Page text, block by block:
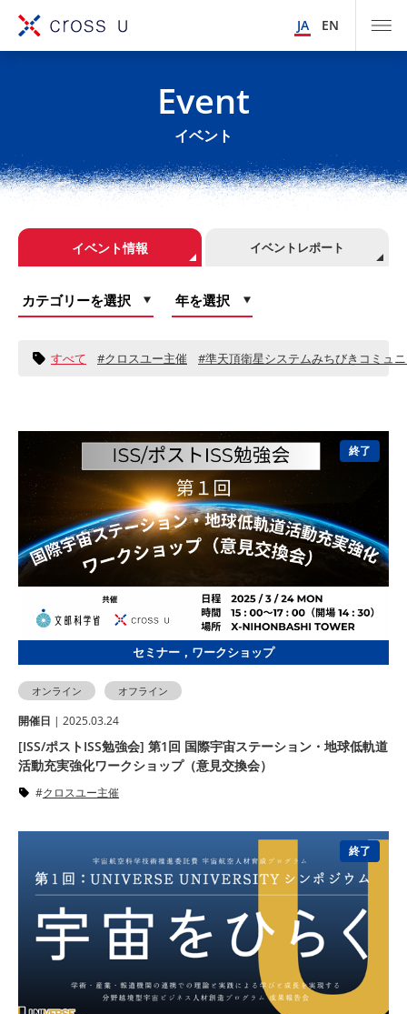
JA EN
Event
イベント
イベント情報 イベントレポート
すべて クロスユー主催 準天頂衛星システムみちびきコミュ
終了
セミナー，ワークショップ
オンライン オフライン
開催⽇ | 2025.03.24
[ISS/ポストISS勉強会] 第1回 国際宇宙ステーション・地球低軌道
活動充実強化ワークショップ（意見交換会）
クロスユー主催
終了